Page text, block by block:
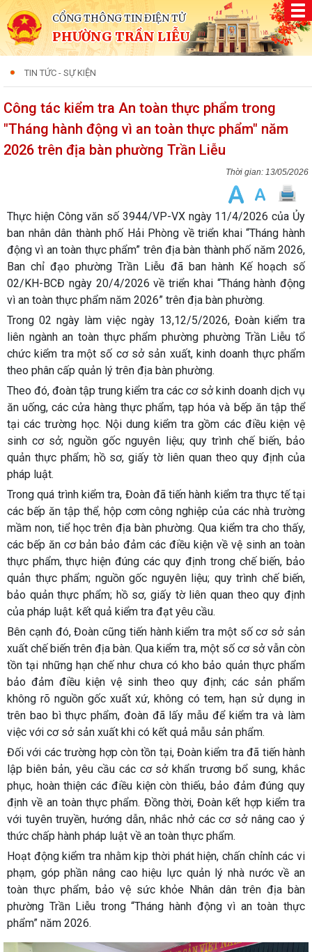
CỔNG THÔNG TIN ĐIỆN TỬ
PHƯỜNG TRẦN LIỄU
TIN TỨC - SỰ KIỆN
Công tác kiểm tra An toàn thực phẩm trong
"Tháng hành động vì an toàn thực phẩm" năm
2026 trên địa bàn phường Trần Liễu
13/05/2026
Thực hiện Công văn số 3944/VP-VX ngày 11/4/2026 của Ủy
ban nhân dân thành phố Hải Phòng về triển khai “Tháng hành
động vì an toàn thực phẩm” trên địa bàn thành phố năm 2026,
Ban chỉ đạo phường Trần Liễu đã ban hành Kế hoạch số
02/KH-BCĐ ngày 20/4/2026 về triển khai “Tháng hành động
vì an toàn thực phẩm năm 2026” trên địa bàn phường.
Trong 02 ngày làm việc ngày 13,12/5/2026, Đoàn kiểm tra
liên ngành an toàn thực phẩm phường phường Trần Liễu tổ
chức kiểm tra một số cơ sở sản xuất, kinh doanh thực phẩm
theo phân cấp quản lý trên địa bàn phường.
Theo đó, đoàn tập trung kiểm tra các cơ sở kinh doanh dịch vụ
ăn uống, các cửa hàng thực phẩm, tạp hóa và bếp ăn tập thể
tại các trường học. Nội dung kiểm tra gồm các điều kiện vệ
sinh cơ sở; nguồn gốc nguyên liệu; quy trình chế biến, bảo
quản thực phẩm; hồ sơ, giấy tờ liên quan theo quy định của
pháp luật.
Trong quá trình kiểm tra, Đoàn đã tiến hành kiểm tra thực tế tại
các bếp ăn tập thể, hộp cơm công nghiệp của các nhà trường
mầm non, tiể học trên địa bàn phường. Qua kiểm tra cho thấy,
các bếp ăn cơ bản bảo đảm các điều kiện về vệ sinh an toàn
thực phẩm, thực hiện đúng các quy định trong chế biến, bảo
quản thực phẩm; nguồn gốc nguyên liệu; quy trình chế biến,
bảo quản thực phẩm; hồ sơ, giấy tờ liên quan theo quy định
của pháp luật. kết quả kiểm tra đạt yêu cầu.
Bên cạnh đó, Đoàn cũng tiến hành kiểm tra một số cơ sở sản
xuất chế biến trên địa bàn. Qua kiểm tra, một số cơ sở vẫn còn
tồn tại những hạn chế như chưa có kho bảo quản thực phẩm
bảo đảm điều kiện vệ sinh theo quy định; các sản phẩm
không rõ nguồn gốc xuất xứ, không có tem, hạn sử dụng in
trên bao bì thực phẩm, đoàn đã lấy mẫu để kiểm tra và làm
việc với cơ sở sản xuất khi có kết quả mẫu sản phẩm.
Đối với các trường hợp còn tồn tại, Đoàn kiểm tra đã tiến hành
lập biên bản, yêu cầu các cơ sở khẩn trương bổ sung, khắc
phục, hoàn thiện các điều kiện còn thiếu, bảo đảm đúng quy
định về an toàn thực phẩm. Đồng thời, Đoàn kết hợp kiểm tra
với tuyên truyền, hướng dẫn, nhắc nhở các cơ sở nâng cao ý
thức chấp hành pháp luật về an toàn thực phẩm.
Hoạt động kiểm tra nhằm kịp thời phát hiện, chấn chỉnh các vi
phạm, góp phần nâng cao hiệu lực quản lý nhà nước về an
toàn thực phẩm, bảo vệ sức khỏe Nhân dân trên địa bàn
phường Trần Liễu trong “Tháng hành động vì an toàn thực
phẩm” năm 2026.